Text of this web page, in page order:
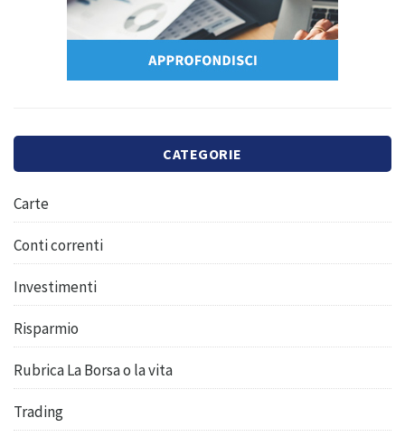
CATEGORIE
Carte
Conti correnti
Investimenti
Risparmio
Rubrica La Borsa o la vita
Trading